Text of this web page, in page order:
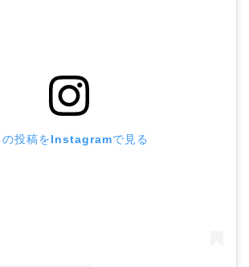
の投稿をInstagramで見る